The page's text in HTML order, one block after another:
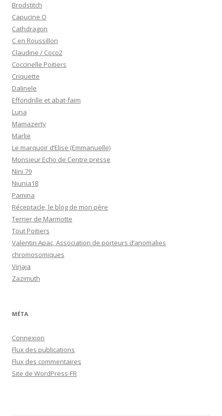
Brodstitch
Capucine O
Cathdragon
C en Roussillon
Claudine / Coco2
Coccinelle Poitiers
Criquette
Dalinele
Effondrille et abat-faim
Luna
Mamazerty
Marlie
Le marquoir d’Elise (Emmanuelle)
Monsieur Echo de Centre presse
Nini 79
Niunia18
Pamina
Réceptacle, le blog de mon père
Terrier de Marmotte
Tout Poitiers
Valentin Apac, Association de porteurs d’anomalies
chromosomiques
Virjaja
Zazimuth
MÉTA
Connexion
Flux des publications
Flux des commentaires
Site de WordPress-FR